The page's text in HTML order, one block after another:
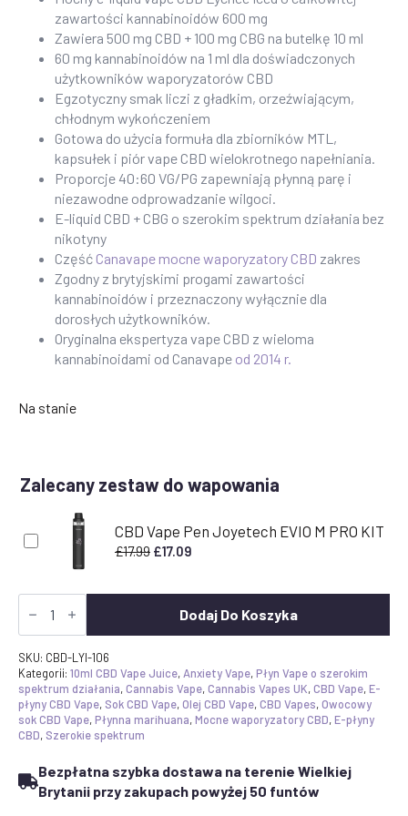
zawartości kannabinoidów 600 mg
Zawiera 500 mg CBD + 100 mg CBG na butelkę 10 ml
60 mg kannabinoidów na 1 ml dla doświadczonych
użytkowników waporyzatorów CBD
Egzotyczny smak liczi z gładkim, orzeźwiającym,
chłodnym wykończeniem
Gotowa do użycia formuła dla zbiorników MTL,
kapsułek i piór vape CBD wielokrotnego napełniania.
Proporcje 40:60 VG/PG zapewniają płynną parę i
niezawodne odprowadzanie wilgoci.
E-liquid CBD + CBG o szerokim spektrum działania bez
nikotyny
Część Canavape mocne waporyzatory CBD zakres
Zgodny z brytyjskimi progami zawartości
kannabinoidów i przeznaczony wyłącznie dla
dorosłych użytkowników.
Oryginalna ekspertyza vape CBD z wieloma
kannabinoidami od Canavape od 2014 r.
Na stanie
Zalecany zestaw do wapowania
CBD Vape Pen Joyetech EVIO M PRO KIT
£17.99 Pierwotna
£17.99.
£17.09
£17.09.
Ilość
Lychee
Vape
E-
Liquid
600mg
|
Szerokie
spektrum
CBG
Dodaj Do Koszyka
SKU: CBD-LYI-106
Kategorii: 10ml CBD Vape Juice, Anxiety Vape,Płyn Vape o szerokim
spektrum działania,Cannabis Vape,Cannabis Vapes UK,CBD Vape,E-
płyny CBD Vape, Sok CBD Vape,Olej CBD Vape,CBD Vapes,Owocowy
sok CBD Vape,Płynna marihuana,Mocne waporyzatory CBD,E-płyny
CBD, Szerokie spektrum
Bezpłatna szybka dostawa na terenie Wielkiej
Brytanii przy zakupach powyżej 50 funtów